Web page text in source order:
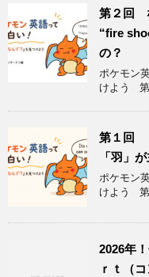
第２回
“fire
の？
ポケモン
けよう
第１回
「羽」
ポケモン
けよう
2026年
ｒｔ（